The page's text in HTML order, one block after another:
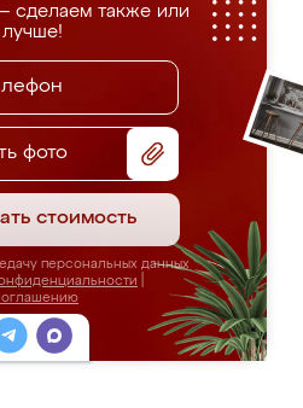
сделаем также или
лучше!
фото
стоимость
персональных данных